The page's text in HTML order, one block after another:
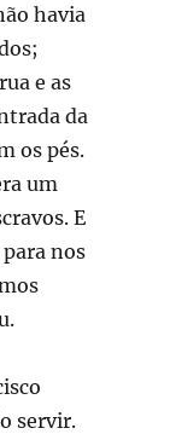
havia
e as
da
os pés.
um
E
nos
servir.